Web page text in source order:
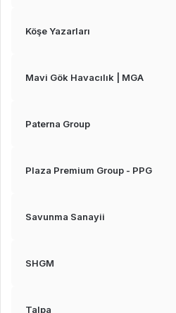
Köşe Yazarları
Mavi Gök Havacılık | MGA
Paterna Group
Plaza Premium Group - PPG
Savunma Sanayii
SHGM
Talpa